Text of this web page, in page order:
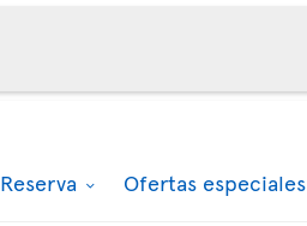
Reserva Ofertas especiales